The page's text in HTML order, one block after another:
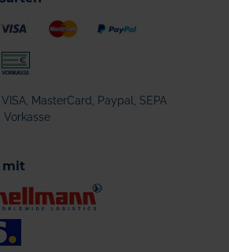
MasterCard, Paypal, SEPA
Vorkasse
mit